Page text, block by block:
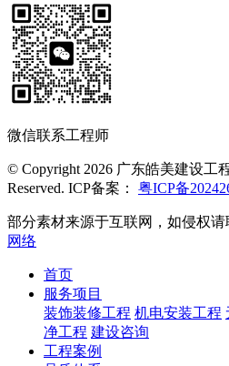
微信联系工程师
© Copyright 2026 广东皓美建设工
Reserved. ICP备案： 粤ICP备
部分素材来源于互联网，如侵权请
网络
首页
服务项目
装饰装修工程 机电安装工程
净工程 建设咨询
工程案例